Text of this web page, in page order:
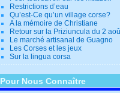
Restrictions d’eau
Qu’est-Ce qu’un village corse?
A la mémoire de Christiane
Retour sur la Priziuncula du 2
Le marché artisanal de Guagno
Les Corses et les jeux
Sur la lingua corsa
Pour Nous Connaître